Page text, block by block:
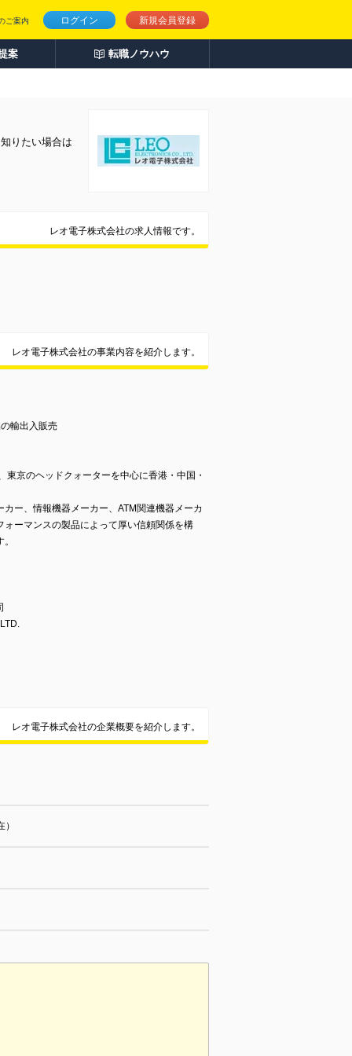
ログイン 新規会員登録
ご案内
案 転職ノウハウ
りたい場合は
レオ電子株式会社の求人情報です。
レオ電子株式会社の事業内容を紹介します。
輸出入販売
京のヘッドクォーターを中心に香港・中国・
ー、情報機器メーカー、ATM関連機器メーカ
ーマンスの製品によって厚い信頼関係を構
レオ電子株式会社の企業概要を紹介します。